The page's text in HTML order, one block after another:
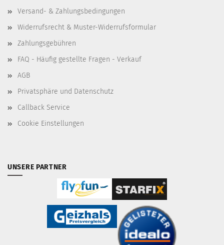
Versand- & Zahlungsbedingungen
Widerrufsrecht & Muster-Widerrufsformular
Zahlungsgebühren
FAQ - Häufig gestellte Fragen - Verkauf
AGB
Privatsphäre und Datenschutz
Callback Service
Cookie Einstellungen
UNSERE PARTNER